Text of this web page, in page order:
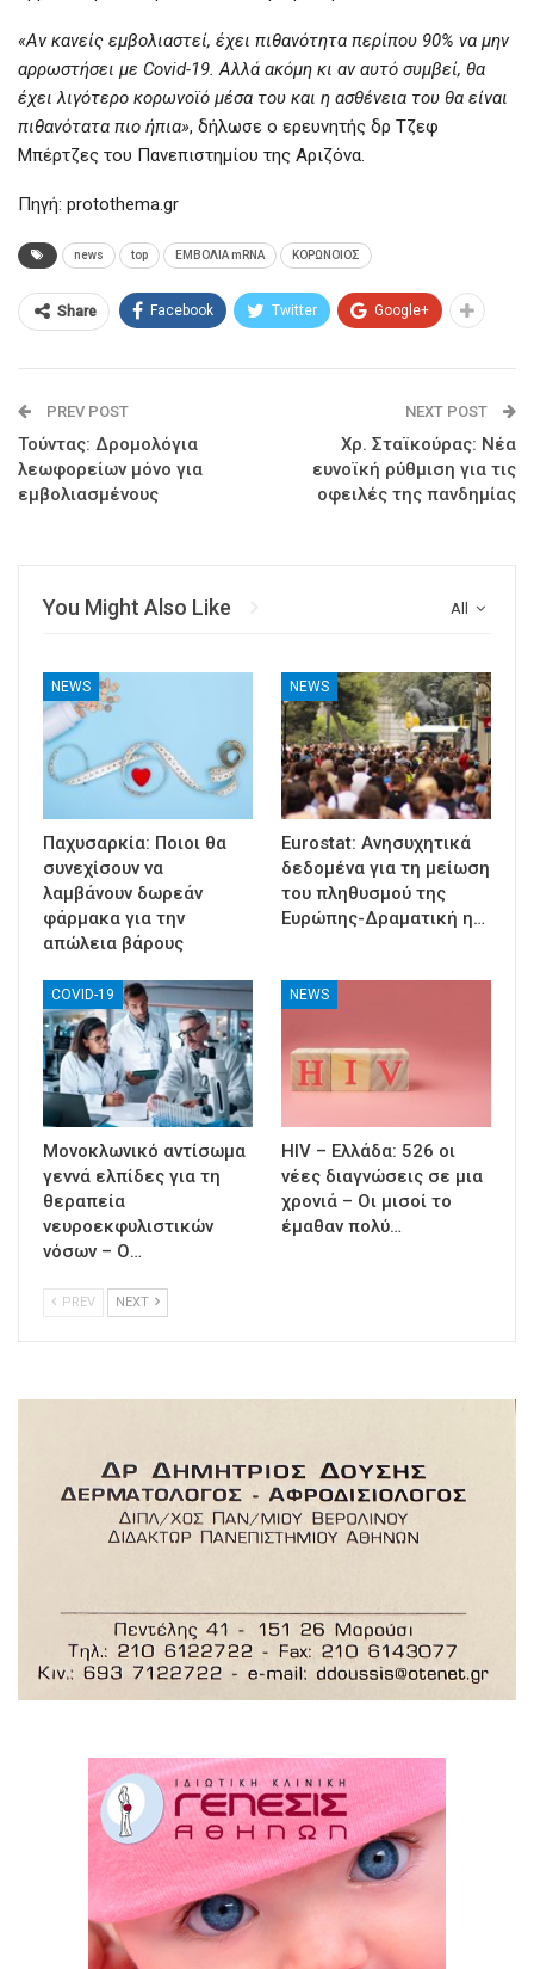
«Αν κανείς εμβολιαστεί, έχει πιθανότητα περίπου 90% να μην
αρρωστήσει με Covid-19. Αλλά ακόμη κι αν αυτό συμβεί, θα
έχει λιγότερο κορωνοϊό μέσα του και η ασθένεια του θα είναι
πιθανότατα πιο ήπια», δήλωσε ο ερευνητής δρ Τζεφ
Μπέρτζες του Πανεπιστημίου της Αριζόνα.
Πηγή: protothema.gr
news top ΕΜΒΟΛΙΑ mRNA ΚΟΡΩΝΟΙΟΣ
Share Facebook Twitter Google+
PREV POST
Τούντας: Δρομολόγια
λεωφορείων μόνο για
εμβολιασμένους
NEXT POST
Χρ. Σταϊκούρας: Νέα
ευνοϊκή ρύθμιση για τις
οφειλές της πανδημίας
All
You Might Also Like
NEWS
Παχυσαρκία: Ποιοι θα
συνεχίσουν να
λαμβάνουν δωρεάν
φάρμακα για την
απώλεια βάρους
NEWS
Eurostat: Ανησυχητικά
δεδομένα για τη μείωση
του πληθυσμού της
Ευρώπης-Δραματική η…
COVID-19
Μονοκλωνικό αντίσωμα
γεννά ελπίδες για τη
θεραπεία
νευροεκφυλιστικών
νόσων – Ο…
NEWS
HIV – Ελλάδα: 526 οι
νέες διαγνώσεις σε μια
χρονιά – Οι μισοί το
έμαθαν πολύ…
PREV NEXT